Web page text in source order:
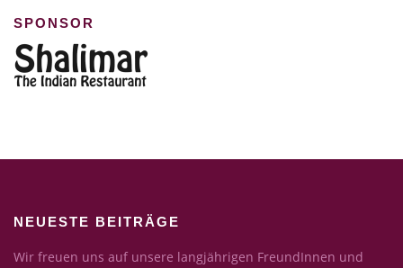
SPONSOR
NEUESTE BEITRÄGE
Wir freuen uns auf unsere langjährigen FreundInnen und